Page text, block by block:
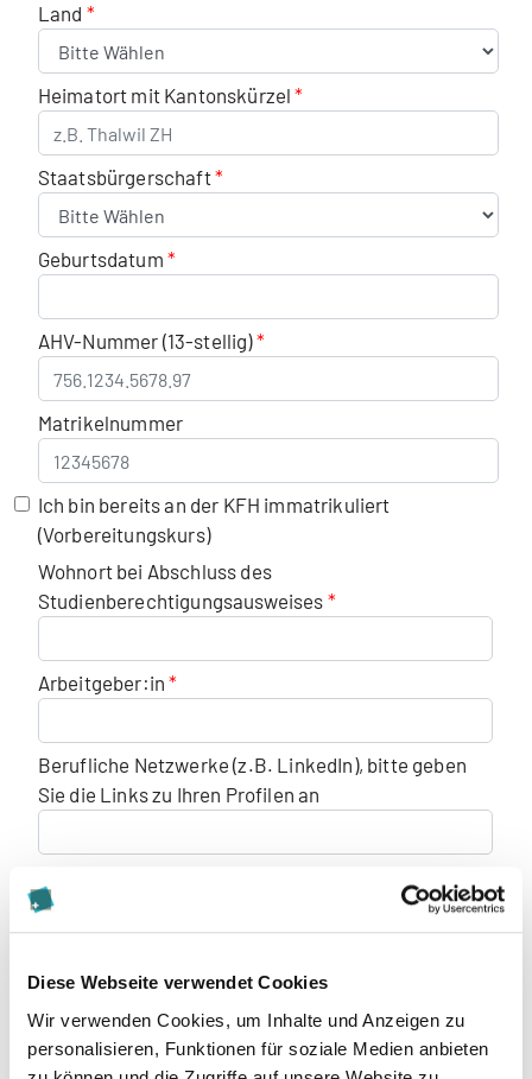
Diese Webseite verwendet Cookies
Wir verwenden Cookies, um Inhalte und Anzeigen zu
personalisieren, Funktionen für soziale Medien anbieten
Land
Heimatort mit Kantonskürzel
Staatsbürgerschaft
Geburtsdatum
AHV-Nummer (13-stellig)
Matrikelnummer
Ich bin bereits an der KFH immatrikuliert
(Vorbereitungskurs)
Wohnort bei Abschluss des
Studienberechtigungsausweises
Arbeitgeber:in
Berufliche Netzwerke (z.B. LinkedIn), bitte geben
Sie die Links zu Ihren Profilen an
Zahlung
per Semesterrechnung
fallen zusätzliche Gebühren an)
Rechnungsadresse